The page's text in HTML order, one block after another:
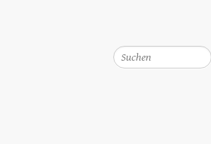
Suchen